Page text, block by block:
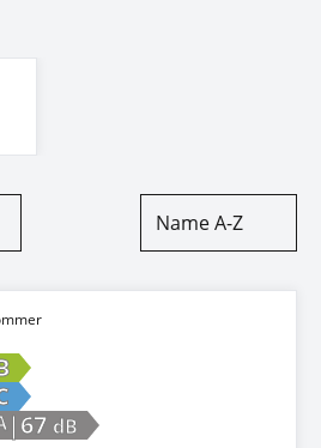
Name A-Z
|67 dB